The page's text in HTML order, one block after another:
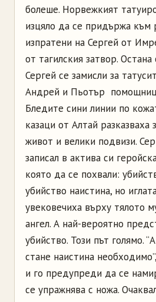
болеше. Норвежкият
изцяло да се придържа към
изпратени на Сергей от
от тагилския затвор.
Сергей се замисли за
Андрей и Пьотър
Бледите сини линии по
казаци от Алтай разказваха
живот и велики подвизи.
записал в актива си
която да се похвали:
убийство наистина, но
увековечиха върху тялото
ангел. А най-вероятно
убийство. Този път голямо.
стане наистина
и го предупреди да се
се упражнява с ножа.